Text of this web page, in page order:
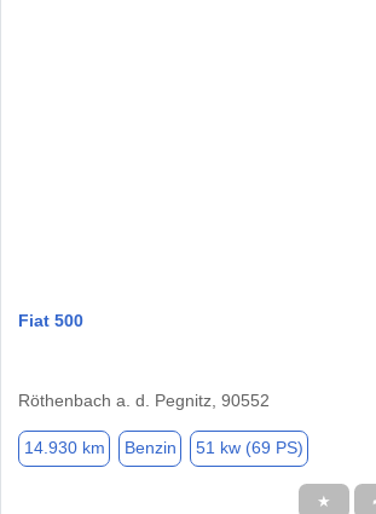
Fiat 500
Röthenbach a. d. Pegnitz, 90552
14.930 km Benzin 51 kw (69 PS)
★